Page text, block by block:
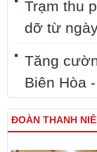
Trạm thu
dỡ từ
Tăng
Biên Hòa
ĐOÀN THANH